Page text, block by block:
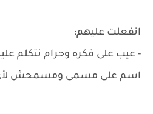
انفعلت عليهم:
- عيب على فكره وحرام نتكلم
اسم على مسمى ومسمحش لأي